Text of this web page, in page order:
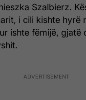
Szalbierz.
i cili kishte hyrë
ishte fëmijë, gjatë